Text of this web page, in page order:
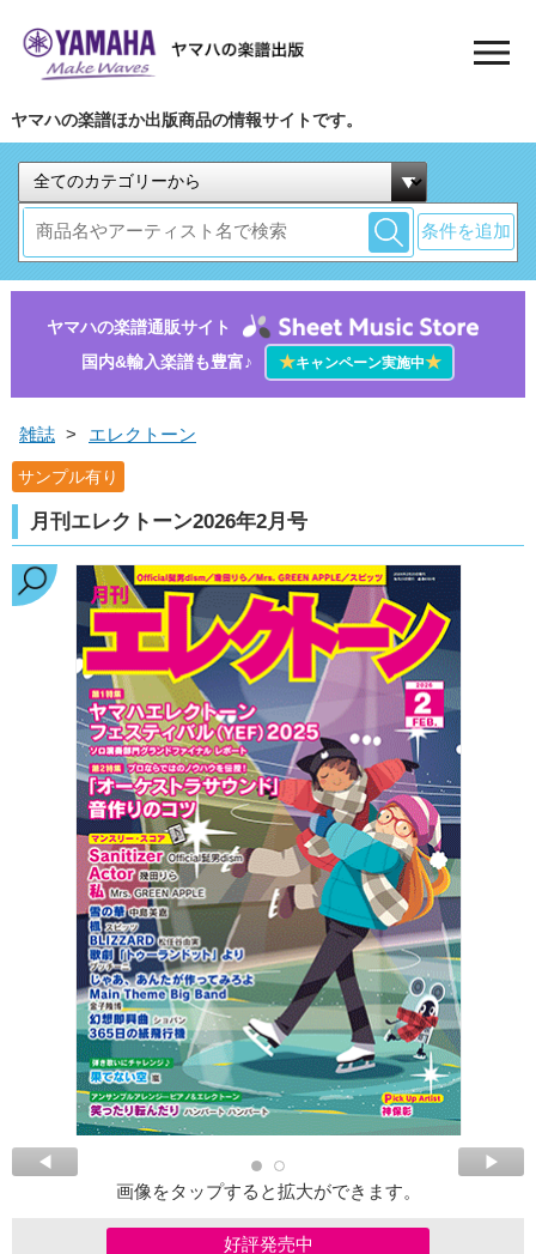
ヤマハの楽譜ほか出版商品の情報サイトです。
条件を追加
ヤマハの楽譜通販サイト
国内&輸入楽譜も豊富♪
★キャンペーン実施中★
雑誌 > エレクトーン
サンプル有り
月刊エレクトーン2026年2月号
画像をタップすると拡大ができます。
好評発売中